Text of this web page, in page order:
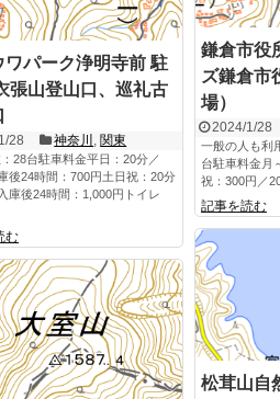
ワパーク浄明寺前 駐
張山登山口、巡礼古
28 神奈川 ,関東
28台駐車料金平日：20分／
後24時間：700円土日祝：20分
庫後24時間：1,000円トイレ
む
鎌倉市役
ズ鎌倉市
場）
2024/1/28
一般の人も利
台駐車料金月
祝：300円／
記事を読む
松茸山自